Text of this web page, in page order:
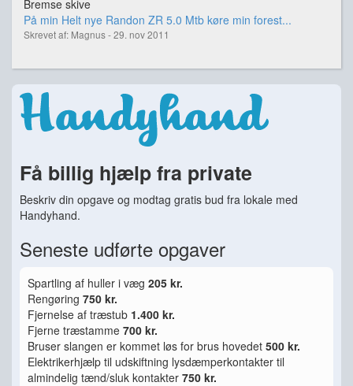
Bremse skive
På min Helt nye Randon ZR 5.0 Mtb køre min forest...
Skrevet af: Magnus - 29. nov 2011
Få billig hjælp fra private
Beskriv din opgave og modtag gratis bud fra lokale med
Handyhand.
Seneste udførte opgaver
Spartling af huller i væg 205 kr.
Rengøring 750 kr.
Fjernelse af træstub 1.400 kr.
Fjerne træstamme 700 kr.
Bruser slangen er kommet løs for brus hovedet 500 kr.
Elektrikerhjælp til udskiftning lysdæmperkontakter til
almindelig tænd/sluk kontakter 750 kr.